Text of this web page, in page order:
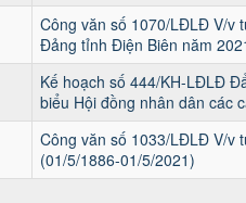
Công văn số 1070/LĐLĐ V/v
Đảng tỉnh Điện Biên năm
Kế hoạch số 444/KH-LĐLĐ
biểu Hội đồng nhân dân các
Công văn số 1033/LĐLĐ V/v
(01/5/1886-01/5/2021)